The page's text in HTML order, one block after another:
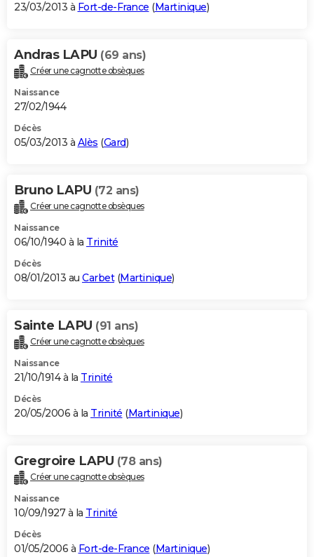
23/03/2013 à Fort-de-France (Martinique)
Andras LAPU (69 ans)
Créer une cagnotte obsèques
Naissance
27/02/1944
Décès
05/03/2013 à Alès (Gard)
Bruno LAPU (72 ans)
Créer une cagnotte obsèques
Naissance
06/10/1940 à la Trinité
Décès
08/01/2013 au Carbet(Martinique)
Sainte LAPU (91 ans)
Créer une cagnotte obsèques
Naissance
21/10/1914 à la Trinité
Décès
20/05/2006 à la Trinité (Martinique)
Gregroire LAPU (78 ans)
Créer une cagnotte obsèques
Naissance
10/09/1927 à la Trinité
Décès
01/05/2006 à Fort-de-France (Martinique)